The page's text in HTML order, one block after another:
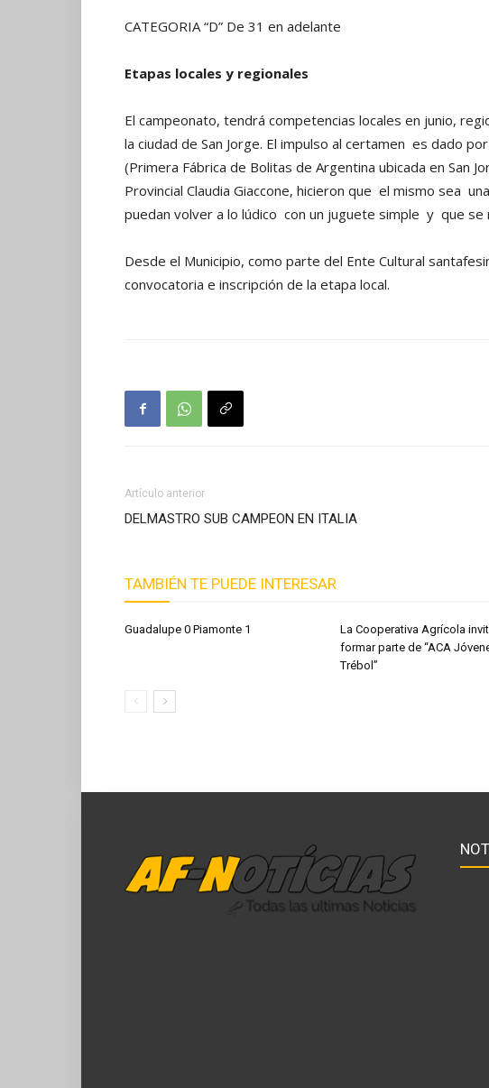
CATEGORIA “D” De 31 en adelante
Etapas locales y regionales
El campeonato, tendrá competencias locales en junio,
la ciudad de San Jorge. El impulso al certamen es dado
(Primera Fábrica de Bolitas de Argentina ubicada en San
Provincial Claudia Giaccone, hicieron que el mismo sea
puedan volver a lo lúdico con un juguete simple y que se
Desde el Municipio, como parte del Ente Cultural
convocatoria e inscripción de la etapa local.
Artículo anterior
DELMASTRO SUB CAMPEON EN ITALIA
TAMBIÉN TE PUEDE INTERESAR
Guadalupe 0 Piamonte 1
La Cooperativa Agrícola
formar parte de “ACA
Trébol”